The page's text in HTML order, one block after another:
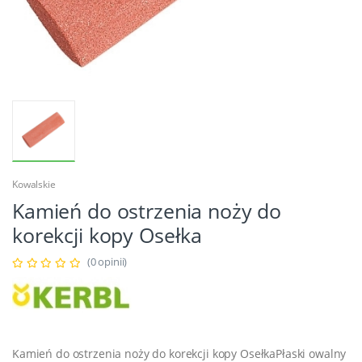
Kowalskie
Kamień do ostrzenia noży do
korekcji kopy Osełka
(0 opinii)
Kamień do ostrzenia noży do korekcji kopy OsełkaPłaski owalny